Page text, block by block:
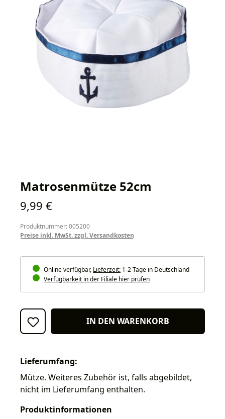
Matrosenmütze 52cm
Regulärer Preis:
9,99 €
Produktnummer: 005200
Preise inkl. MwSt. zzgl. Versandkosten
Online verfügbar, Lieferzeit: 1-2 Tage in Deutschland
Verfügbarkeit in der Filiale hier prüfen
IN DEN WARENKORB
Lieferumfang:
Mütze. Weiteres Zubehör ist, falls abgebildet,
nicht im Lieferumfang enthalten.
Produktinformationen